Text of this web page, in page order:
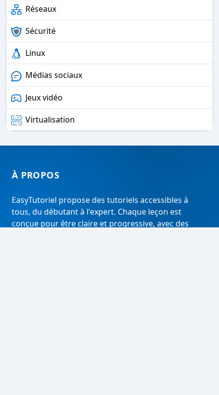
Réseaux
Sécurité
Linux
Médias sociaux
Jeux vidéo
Virtualisation
À PROPOS
EasyTutoriel propose des tutoriels accessibles à
tous, du débutant à l'expert. Chaque leçon est
conçue pour être claire et progressive, avec des